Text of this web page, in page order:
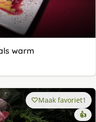
warm
Maak favoriet1
👍